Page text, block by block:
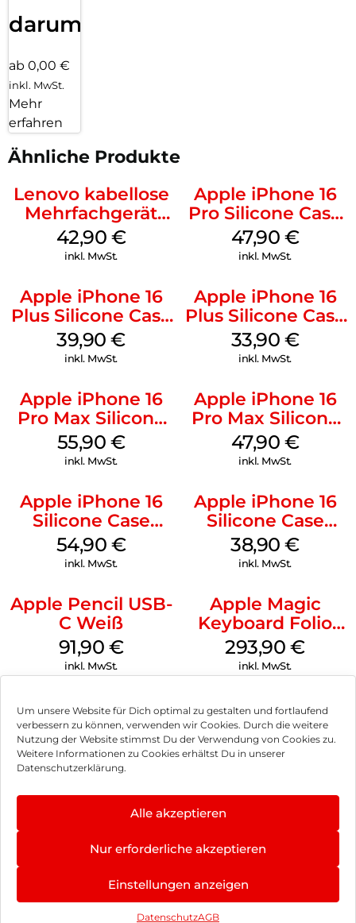
Um unsere Website für Dich optimal zu gestalten und fortlaufend
verbessern zu können, verwenden wir Cookies. Durch die weitere
Nutzung der Website stimmst Du der Verwendung von Cookies zu.
Weitere Informationen zu Cookies erhältst Du in unserer
Datenschutzerklärung.
Alle akzeptieren
Nur erforderliche akzeptieren
Einstellungen anzeigen
DatenschutzAGB
darum!
ab 0,00 €
inkl. MwSt.
Mehr
erfahren
Ähnliche Produkte
Lenovo kabellose
Mehrfachgerät
Luna Grey
42,90 €
inkl. MwSt.
Apple iPhone 16
Pro Silicone Case
MagSafe Denim
47,90 €
inkl. MwSt.
Apple iPhone 16
Plus Silicone Case
MagSafe Plum
39,90€
inkl. MwSt.
Apple iPhone 16
Plus Silicone Case
MagSafe Lake
Green
33,90 €
inkl. MwSt.
Apple iPhone 16
Pro Max Silicone
Case MagSafe
Stone Gray
55,90 €
inkl. MwSt.
Apple iPhone 16
Pro Max Silicone
Case MagSafe
Black
47,90 €
inkl. MwSt.
Apple iPhone 16
Silicone Case
MagSafe Lake
Green
54,90 €
inkl. MwSt.
Apple iPhone 16
Silicone Case
MagSafe
Ultramarine
38,90€
inkl. MwSt.
Apple Pencil USB-
C Weiß
91,90 €
inkl. MwSt.
Apple Magic
Keyboard Folio
iPad 10.9″ (10.Gen.)
Weiß
293,90€
inkl. MwSt.
Impressum
Hinweis zur Batterieentsorgung
Newsletter